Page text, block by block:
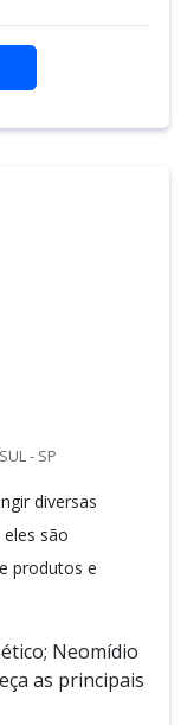
- SP
diversas
são
produtos e
Neomídio
as principais